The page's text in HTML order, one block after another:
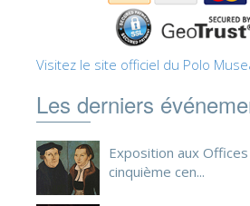
Visitez le site officiel du Polo
Les derniers
Exposition aux
cinquième cen...